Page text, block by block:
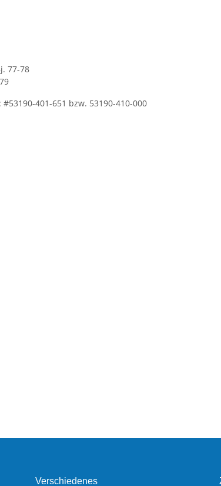
77-78
401-651 bzw. 53190-410-000
Verschiedenes